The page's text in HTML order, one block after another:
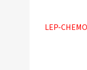
LEP-